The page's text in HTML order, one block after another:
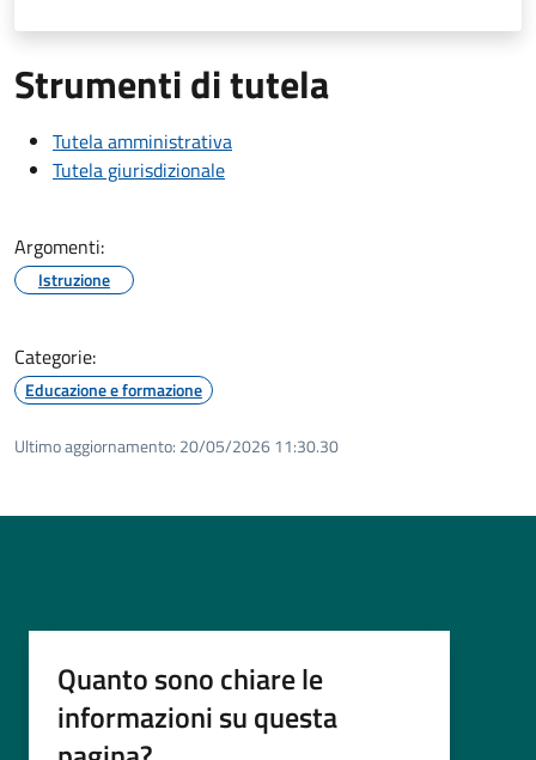
Strumenti di tutela
Tutela amministrativa
Tutela giurisdizionale
Argomenti:
Istruzione
Categorie:
Educazione e formazione
Ultimo aggiornamento: 20/05/2026 11:30.30
Quanto sono chiare le
informazioni su questa